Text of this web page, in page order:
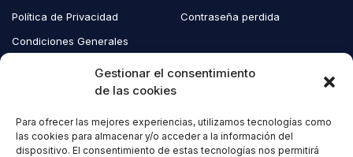
Gestionar el consentimiento
de las cookies
Para ofrecer las mejores experiencias, utilizamos tecnologías como
las cookies para almacenar y/o acceder a la información del
dispositivo. El consentimiento de estas tecnologías nos permitirá
Política de Privacidad
Condiciones Generales
Contraseña perdida
Copyright © 2023 EcoAndes. Todos los derechos reservados.